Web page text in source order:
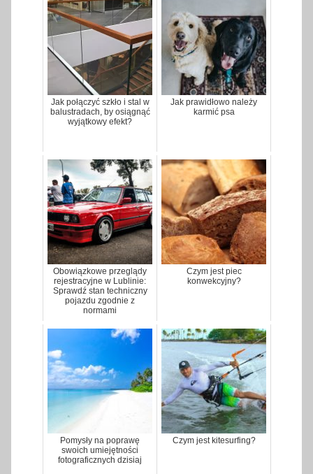
Jak połączyć szkło i stal w
balustradach, by osiągnąć
wyjątkowy efekt?
Jak prawidłowo należy
karmić psa
Obowiązkowe przeglądy
rejestracyjne w Lublinie:
Sprawdź stan techniczny
pojazdu zgodnie z
normami
Czym jest piec
konwekcyjny?
Pomysły na poprawę
swoich umiejętności
fotograficznych dzisiaj
Czym jest kitesurfing?